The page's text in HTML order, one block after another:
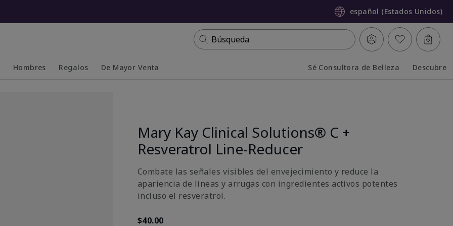
español (Estados Unidos)
Búsqueda
Hombres Regalos De Mayor Venta Sé Consultora de Belleza Descubre
Mary Kay Clinical Solutions® C +
Resveratrol Line-Reducer
Combate las señales visibles del envejecimiento y reduce la
apariencia de líneas y arrugas con ingredientes activos potentes
incluso el resveratrol.
$40.00